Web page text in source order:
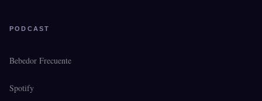
PODCAST
Bebedor Frecuente
Spotify